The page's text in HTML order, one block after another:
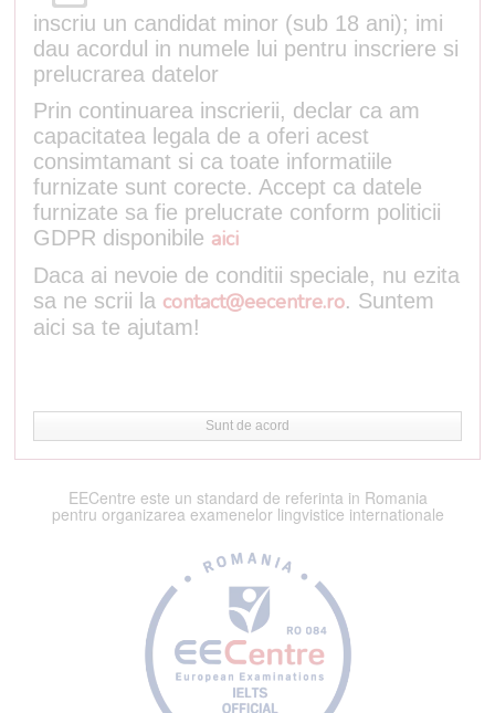
inscriu un candidat minor (sub 18 ani); imi
dau acordul in numele lui pentru inscriere si
prelucrarea datelor
Prin continuarea inscrierii, declar ca am
capacitatea legala de a oferi acest
consimtamant si ca toate informatiile
furnizate sunt corecte. Accept ca datele
furnizate sa fie prelucrate conform politicii
GDPR disponibile aici
Daca ai nevoie de conditii speciale, nu ezita
sa ne scrii la contact@eecentre.ro. Suntem
aici sa te ajutam!
Sunt de acord
EECentre este un standard de referinta in Romania
pentru organizarea examenelor lingvistice internationale